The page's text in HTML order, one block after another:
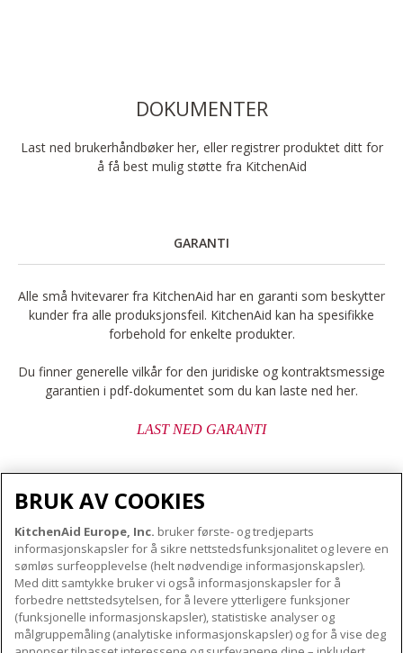
DOKUMENTER
Last ned brukerhåndbøker her, eller registrer produktet ditt for
å få best mulig støtte fra KitchenAid
GARANTI
Alle små hvitevarer fra KitchenAid har en garanti som beskytter
kunder fra alle produksjonsfeil. KitchenAid kan ha spesifikke
forbehold for enkelte produkter.
Du finner generelle vilkår for den juridiske og kontraktsmessige
garantien i pdf-dokumentet som du kan laste ned her.
LAST NED GARANTI
OM KITCHENAID
Merkets kjerne
Merkehistorie
ODR
VÅRE PRODUKTER
Små apparater
Produkttilbehør
KUNDESERVICE
BRUK AV COOKIES
KitchenAid Europe, Inc. bruker første- og tredjeparts
informasjonskapsler for å sikre nettstedsfunksjonalitet og levere en
sømløs surfeopplevelse (helt nødvendige informasjonskapsler).
Med ditt samtykke bruker vi også informasjonskapsler for å
forbedre nettstedsytelsen, for å levere ytterligere funksjoner
(funksjonelle informasjonskapsler), statistiske analyser og
målgruppemåling (analytiske informasjonskapsler) og for å vise deg